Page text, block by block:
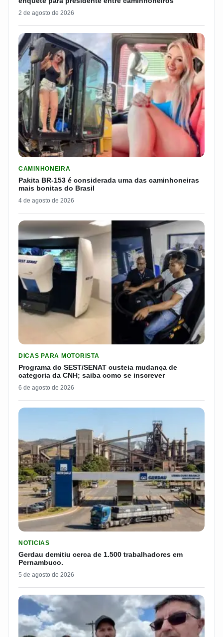
2 de agosto de 2026
CAMINHONEIRA
Pakita BR-153 é considerada uma das caminhoneiras
mais bonitas do Brasil
4 de agosto de 2026
DICAS PARA MOTORISTA
Programa do SEST/SENAT custeia mudança de
categoria da CNH; saiba como se inscrever
6 de agosto de 2026
NOTICIAS
Gerdau demitiu cerca de 1.500 trabalhadores em
Pernambuco.
5 de agosto de 2026